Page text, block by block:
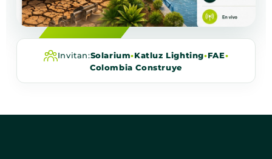
Invitan:Solarium•Katluz Lighting•FAE•
Colombia Construye